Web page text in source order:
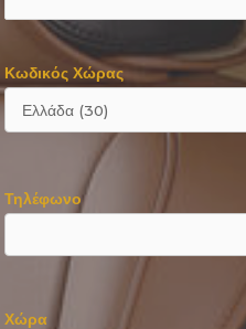
Κωδικός Χώρας
Τηλέφωνο
Χώρα